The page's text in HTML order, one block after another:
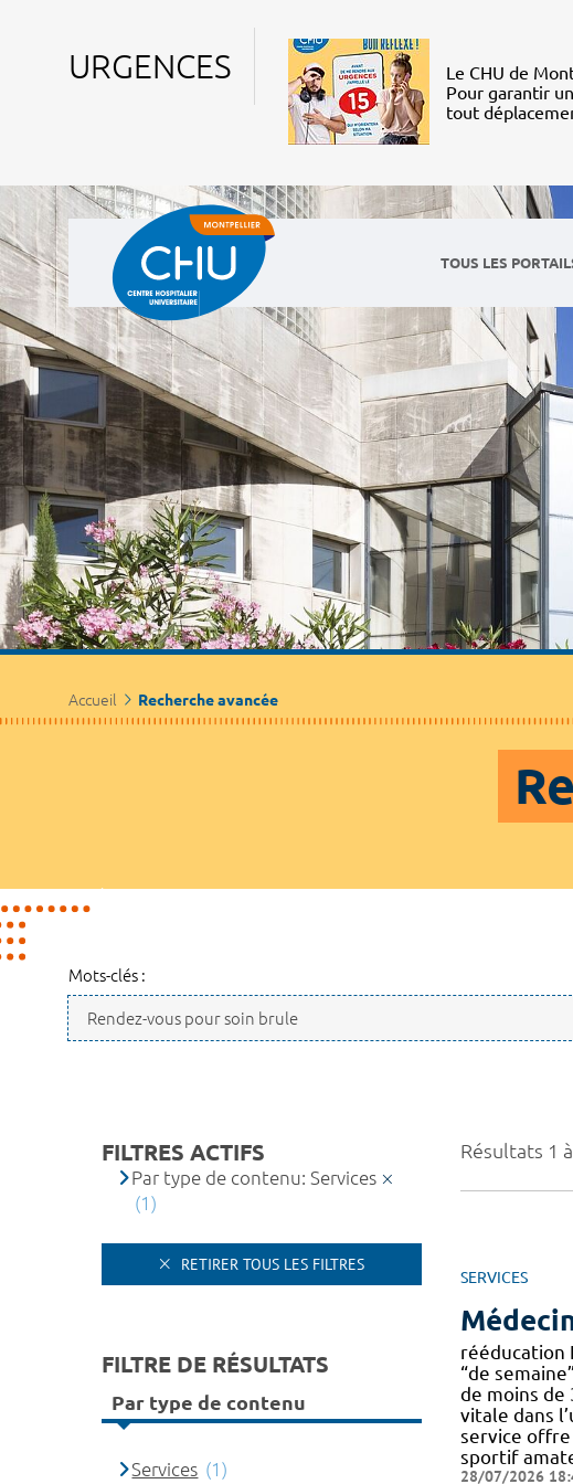
URGENCES
Le CHU de
Pour garantir
tout
TOUS LES
Accueil Recherche avancée
Mots-clés :
Résultats 1
SERVICES
rééducation
“de
de moins de
vitale dans
service
sportif
28/07/2026
FILTRES ACTIFS
Par type de contenu: Services
(1)
RETIRER TOUS LES FILTRES
FILTRE DE RÉSULTATS
Par type de contenu
Services (1)